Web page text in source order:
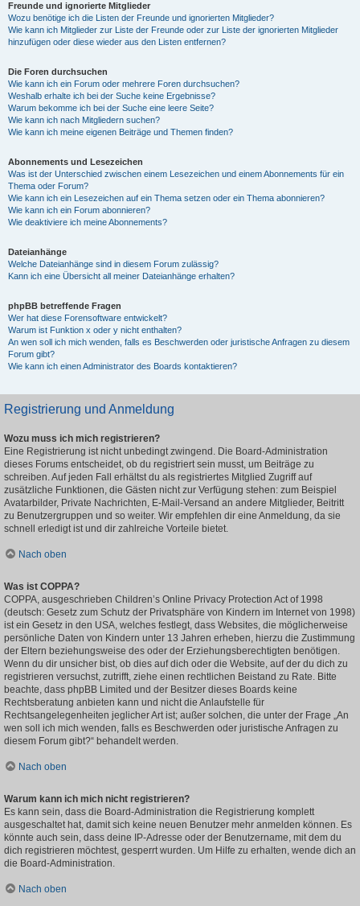
Freunde und ignorierte Mitglieder
Wozu benötige ich die Listen der Freunde und ignorierten Mitglieder?
Wie kann ich Mitglieder zur Liste der Freunde oder zur Liste der ignorierten Mitglieder
hinzufügen oder diese wieder aus den Listen entfernen?
Die Foren durchsuchen
Wie kann ich ein Forum oder mehrere Foren durchsuchen?
Weshalb erhalte ich bei der Suche keine Ergebnisse?
Warum bekomme ich bei der Suche eine leere Seite?
Wie kann ich nach Mitgliedern suchen?
Wie kann ich meine eigenen Beiträge und Themen finden?
Abonnements und Lesezeichen
Was ist der Unterschied zwischen einem Lesezeichen und einem Abonnements für ein
Thema oder Forum?
Wie kann ich ein Lesezeichen auf ein Thema setzen oder ein Thema abonnieren?
Wie kann ich ein Forum abonnieren?
Wie deaktiviere ich meine Abonnements?
Dateianhänge
Welche Dateianhänge sind in diesem Forum zulässig?
Kann ich eine Übersicht all meiner Dateianhänge erhalten?
phpBB betreffende Fragen
Wer hat diese Forensoftware entwickelt?
Warum ist Funktion x oder y nicht enthalten?
An wen soll ich mich wenden, falls es Beschwerden oder juristische Anfragen zu diesem
Forum gibt?
Wie kann ich einen Administrator des Boards kontaktieren?
Registrierung und Anmeldung
Wozu muss ich mich registrieren?
Eine Registrierung ist nicht unbedingt zwingend. Die Board-Administration
dieses Forums entscheidet, ob du registriert sein musst, um Beiträge zu
schreiben. Auf jeden Fall erhältst du als registriertes Mitglied Zugriff auf
zusätzliche Funktionen, die Gästen nicht zur Verfügung stehen: zum Beispiel
Avatarbilder, Private Nachrichten, E-Mail-Versand an andere Mitglieder, Beitritt
zu Benutzergruppen und so weiter. Wir empfehlen dir eine Anmeldung, da sie
schnell erledigt ist und dir zahlreiche Vorteile bietet.
Nach oben
Was ist COPPA?
COPPA, ausgeschrieben Children’s Online Privacy Protection Act of 1998
(deutsch: Gesetz zum Schutz der Privatsphäre von Kindern im Internet von 1998)
ist ein Gesetz in den USA, welches festlegt, dass Websites, die möglicherweise
persönliche Daten von Kindern unter 13 Jahren erheben, hierzu die Zustimmung
der Eltern beziehungsweise des oder der Erziehungsberechtigten benötigen.
Wenn du dir unsicher bist, ob dies auf dich oder die Website, auf der du dich zu
registrieren versuchst, zutrifft, ziehe einen rechtlichen Beistand zu Rate. Bitte
beachte, dass phpBB Limited und der Besitzer dieses Boards keine
Rechtsberatung anbieten kann und nicht die Anlaufstelle für
Rechtsangelegenheiten jeglicher Art ist; außer solchen, die unter der Frage „An
wen soll ich mich wenden, falls es Beschwerden oder juristische Anfragen zu
diesem Forum gibt?“ behandelt werden.
Nach oben
Warum kann ich mich nicht registrieren?
Es kann sein, dass die Board-Administration die Registrierung komplett
ausgeschaltet hat, damit sich keine neuen Benutzer mehr anmelden können. Es
könnte auch sein, dass deine IP-Adresse oder der Benutzername, mit dem du
dich registrieren möchtest, gesperrt wurden. Um Hilfe zu erhalten, wende dich an
die Board-Administration.
Nach oben